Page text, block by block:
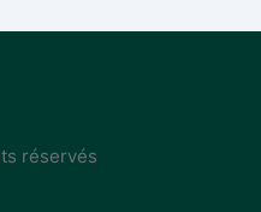
réservés